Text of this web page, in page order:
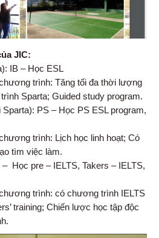
JIC:
IB – Học ESL
trình: Tăng tối đa thời lượng
Sparta; Guided study program.
PS – Học PS ESL program,
trình: Lịch học linh hoạt; Có
tìm việc làm.
Học pre – IELTS, Takers – IELTS,
trình: có chương trình IELTS
training; Chiến lược học tập độc